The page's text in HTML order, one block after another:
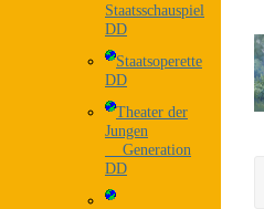
Staatsschauspiel
DD
Staatsoperette
DD
Theater der
Jungen
Generation
DD